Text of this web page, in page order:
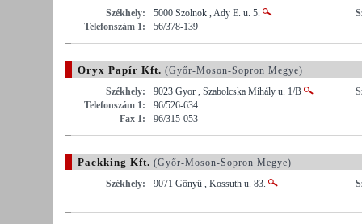
Székhely:
5000 Szolnok , Ady E. u. 5.
Telefonszám 1:
56/378-139
Oryx Papír Kft. (Győr-Moson-Sopron Megye)
Székhely:
9023 Gyor , Szabolcska Mihály u. 1/B
Telefonszám 1:
96/526-634
Fax 1:
96/315-053
Packking Kft. (Győr-Moson-Sopron Megye)
Székhely:
9071 Gönyű , Kossuth u. 83.